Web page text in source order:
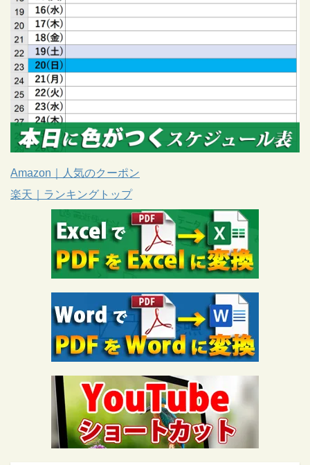
Amazon｜人気のクーポン
楽天｜ランキングトップ